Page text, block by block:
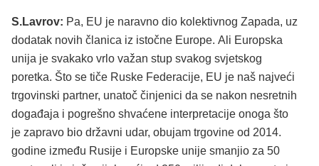
S.Lavrov: Pa, EU je naravno dio kolektivnog Zapada, uz
dodatak novih članica iz istočne Europe. Ali Europska
unija je svakako vrlo važan stup svakog svjetskog
poretka. Što se tiče Ruske Federacije, EU je naš najveći
trgovinski partner, unatoč činjenici da se nakon nesretnih
događaja i pogrešno shvaćene interpretacije onoga što
je zapravo bio državni udar, obujam trgovine od 2014.
godine između Rusije i Europske unije smanjio za 50